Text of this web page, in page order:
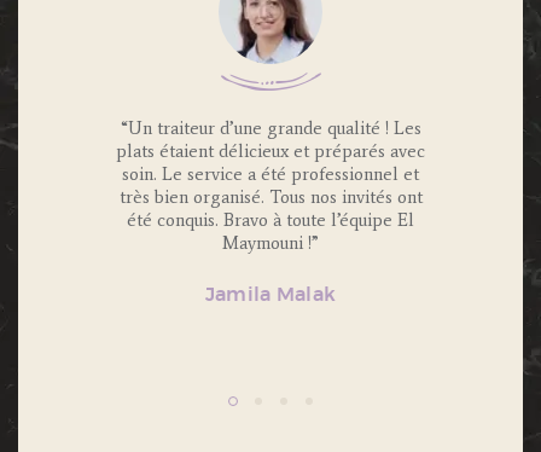
invités
“Un traiteur d’une grande qualité ! Les
plats étaient délicieux et préparés avec
soin. Le service a été professionnel et
très bien organisé. Tous nos invités ont
été conquis. Bravo à toute l’équipe El
Maymouni !”
Jamila Malak
“Nous